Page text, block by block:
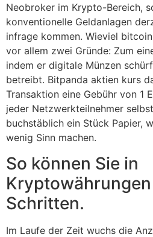
Neobroker im Krypto-Bereich,
konventionelle Geldanlagen
infrage kommen. Wieviel
vor allem zwei Gründe: Zum
indem er digitale Münzen
betreibt. Bitpanda aktien kurs
Transaktion eine Gebühr von 1
jeder Netzwerkteilnehmer
buchstäblich ein Stück Papier,
wenig Sinn machen.
So können Sie in
Schritten.
Im Laufe der Zeit wuchs die